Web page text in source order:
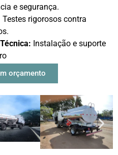
e segurança.
Testes rigorosos contra
Instalação e suporte
orçamento